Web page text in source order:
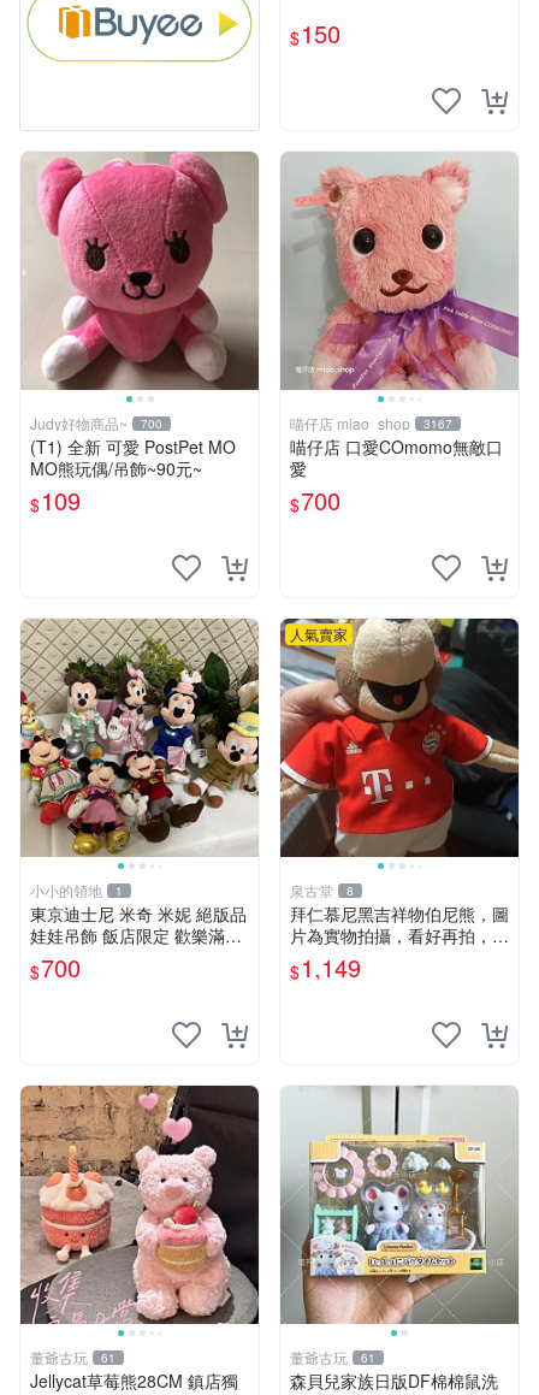
$150
Judy好物商品~ 700
(T1) 全新 可愛 PostPet MO
MO熊玩偶/吊飾~90元~
$109
喵仔店 miao_shop 3167
喵仔店 口愛COmomo無敵口
愛
$700
小小的領地 1
東京迪士尼 米奇 米妮 絕版品
娃娃吊飾 飯店限定 歡樂滿人
間 復活節
$700
人氣賣家
泉古堂 8
拜仁慕尼黑吉祥物伯尼熊，圖
片為實物拍攝，看好再拍，不
退不換-187978
$1,149
董爺古玩 61
Jellycat草莓熊28CM 鎮店獨
董爺古玩 61
森貝兒家族日版DF棉棉鼠洗